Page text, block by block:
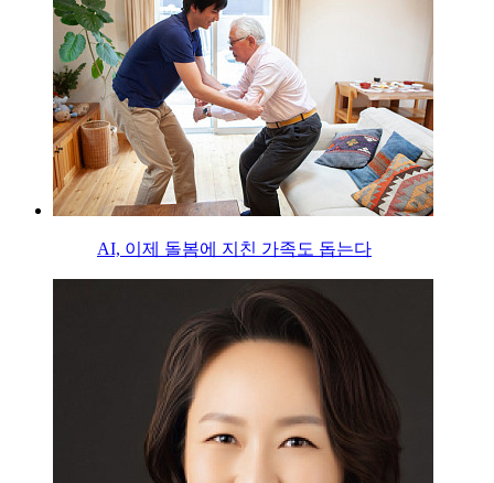
AI, 이제 돌봄에 지친 가족도 돕는다